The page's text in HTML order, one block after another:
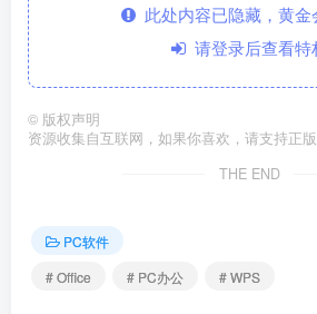
此处内容已隐藏，黄金
请登录后查看特
© 版权声明
资源收集自互联网，如果你喜欢，请支持正
THE END
PC软件
# Office
# PC办公 # WPS